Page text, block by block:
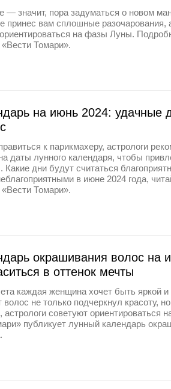
— значит, пора задуматься о новом
принес вам сплошные разочарования,
на фазы Луны.
Томари».
на июнь 2024: удачные
к парикмахеру, астрологи
даты лунного календаря, чтобы
Какие дни будут считаться
в июне 2024 года,
Томари».
окрашивания волос на
в оттенок мечты
каждая женщина хочет быть яркой и
не только подчеркнул красоту,
астрологи советуют ориентироваться
публикует лунный календарь